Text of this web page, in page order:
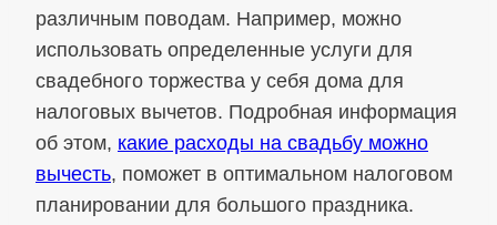
различным поводам. Например, можно
использовать определенные услуги для
свадебного торжества у себя дома для
налоговых вычетов. Подробная информация
об этом, какие расходы на свадьбу можно
вычесть, поможет в оптимальном налоговом
планировании для большого праздника.